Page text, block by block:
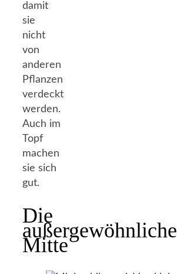
damit
sie
nicht
von
anderen
Pflanzen
verdeckt
werden.
Auch im
Topf
machen
sie sich
gut.
Die
außergewöhnliche
Mitte